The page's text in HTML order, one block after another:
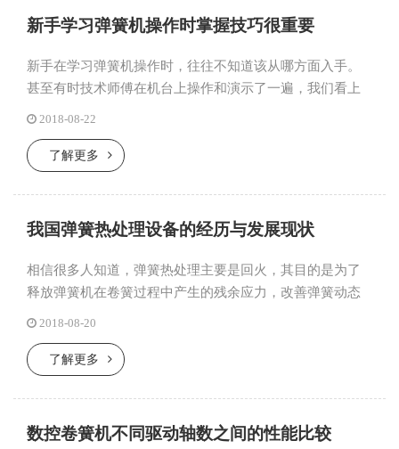
新手学习弹簧机操作时掌握技巧很重要
新手在学习弹簧机操作时，往往不知道该从哪方面入手。
甚至有时技术师傅在机台上操作和演示了一遍，我们看上
2018-08-22
了解更多
我国弹簧热处理设备的经历与发展现状
相信很多人知道，弹簧热处理主要是回火，其目的是为了
释放弹簧机在卷簧过程中产生的残余应力，改善弹簧动态
2018-08-20
了解更多
数控卷簧机不同驱动轴数之间的性能比较